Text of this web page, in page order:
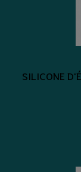
SILICONE